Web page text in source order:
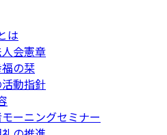
は
会憲章
の栞
活動指針
ーニングセミナー